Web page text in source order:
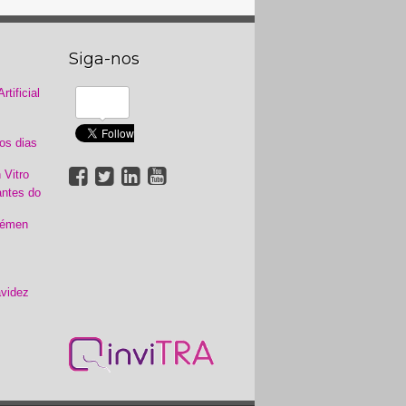
dias
Vitro
do
Siga-nos